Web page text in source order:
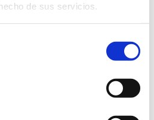
de sus servicios.